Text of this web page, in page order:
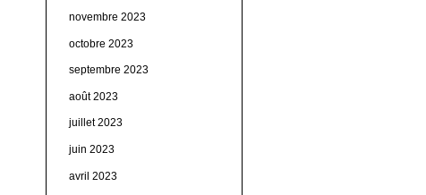
novembre 2023
octobre 2023
septembre 2023
août 2023
juillet 2023
juin 2023
avril 2023